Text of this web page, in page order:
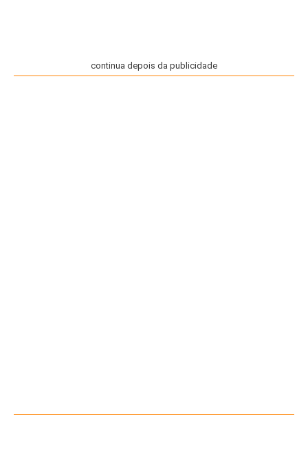
continua depois da publicidade